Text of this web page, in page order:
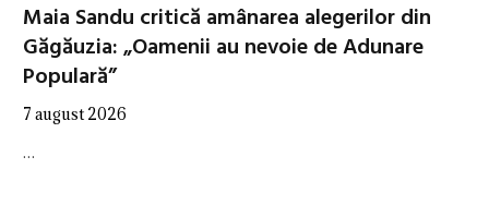
Maia Sandu critică amânarea alegerilor din
Găgăuzia: „Oamenii au nevoie de Adunare
Populară”
7 august 2026
…